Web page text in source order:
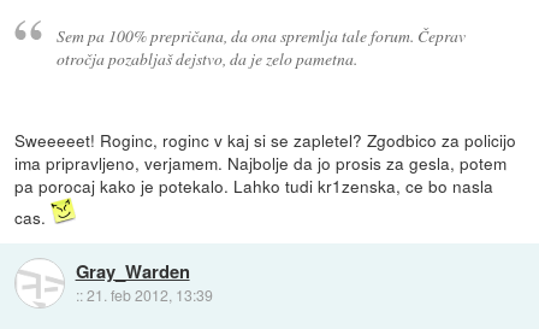
Sem pa 100% prepričana, da ona spremlja tale forum. Čeprav
otročja pozabljaš dejstvo, da je zelo pametna.
Sweeeeet! Roginc, roginc v kaj si se zapletel? Zgodbico za policijo
ima pripravljeno, verjamem. Najbolje da jo prosis za gesla, potem
pa porocaj kako je potekalo. Lahko tudi kr1zenska, ce bo nasla
cas.
Gray_Warden
::21. feb 2012, 13:39